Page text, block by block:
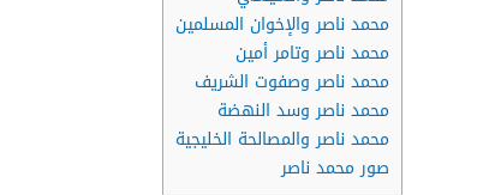
محمد ناصر والإخوان المسلمين
محمد ناصر وتامر أمين
محمد ناصر وصفوت الشريف
محمد ناصر وسد النهضة
محمد ناصر والمصالحة الخليجية
صور محمد ناصر